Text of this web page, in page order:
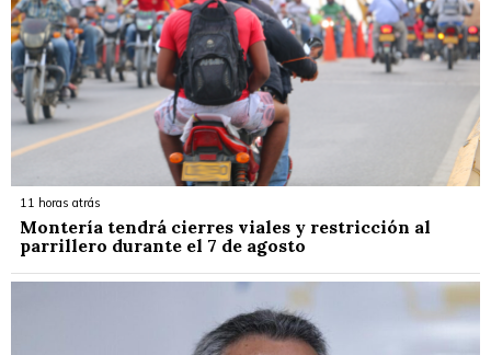
11 horas atrás
Montería tendrá cierres viales y restricción al
parrillero durante el 7 de agosto